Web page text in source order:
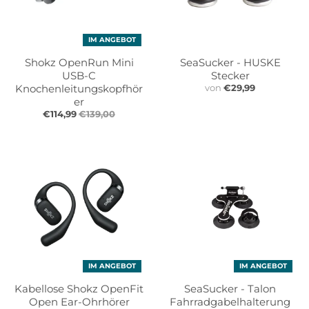
IM ANGEBOT
Shokz OpenRun Mini
USB-C
Knochenleitungskopfhör
er
€114,99€139,00
SeaSucker - HUSKE
Stecker
von €29,99
IM ANGEBOT
Kabellose Shokz OpenFit
Open Ear-Ohrhörer
IM ANGEBOT
SeaSucker - Talon
Fahrradgabelhalterung